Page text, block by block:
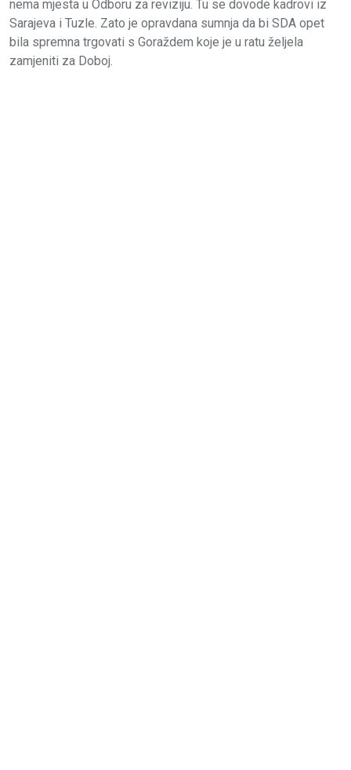
nema mjesta u Odboru za reviziju. Tu se dovode kadrovi iz
Sarajeva i Tuzle. Zato je opravdana sumnja da bi SDA opet
bila spremna trgovati s Goraždem koje je u ratu željela
zamjeniti za Doboj.